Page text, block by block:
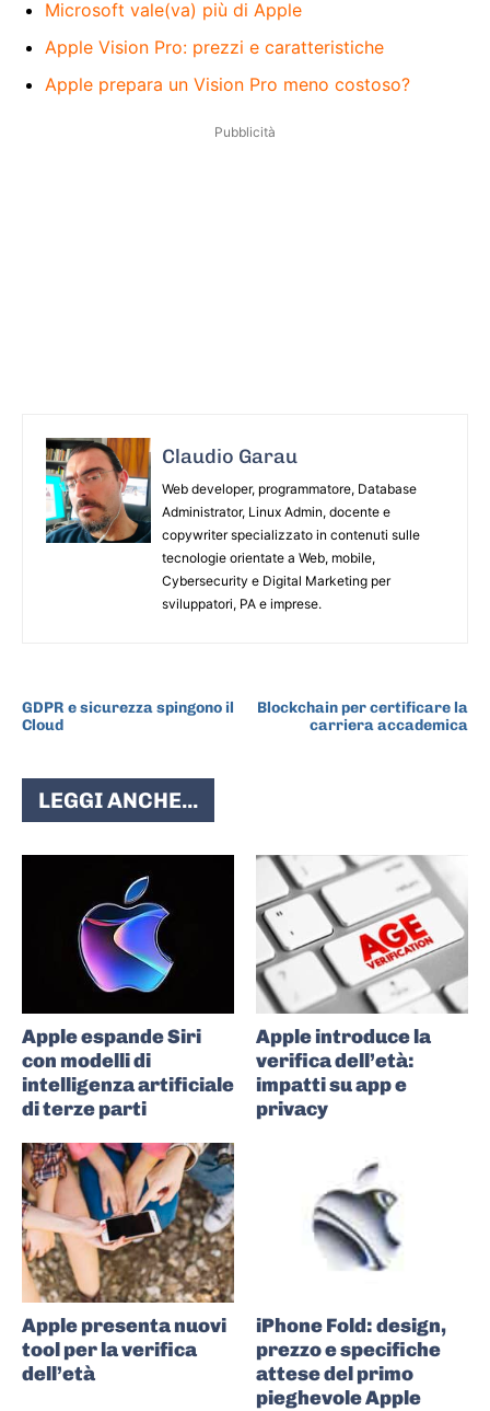
Microsoft vale(va) più di Apple
Apple Vision Pro: prezzi e caratteristiche
Apple prepara un Vision Pro meno costoso?
Pubblicità
Claudio Garau
Web developer, programmatore, Database
Administrator, Linux Admin, docente e
copywriter specializzato in contenuti sulle
tecnologie orientate a Web, mobile,
Cybersecurity e Digital Marketing per
sviluppatori, PA e imprese.
GDPR e sicurezza spingono il
Cloud
Blockchain per certificare la
carriera accademica
LEGGI ANCHE...
Apple espande Siri
con modelli di
intelligenza artificiale
di terze parti
Apple introduce la
verifica dell’età:
impatti su app e
privacy
Apple presenta nuovi
tool per la verifica
dell’età
iPhone Fold: design,
prezzo e specifiche
attese del primo
pieghevole Apple